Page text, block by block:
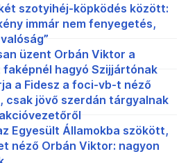
szotyihéj-köpködés között:
immár nem fenyegetés,
üzent Orbán Viktor a
faképnél hagyó Szijjártónak
a Fidesz a foci-vb-t néző
csak jövő szerdán tárgyalnak
Egyesült Államokba szökött,
néző Orbán Viktor: nagyon